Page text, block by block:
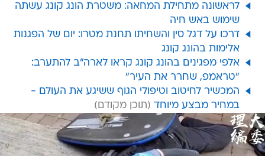
לראשונה מתחילת המחאה: משטרת הונג קונג עשתה
שימוש באש חיה
דרכו על דגל סין והשחיתו תחנת מטרו: יום של הפגנות
אלימות בהונג קונג
אלפי מפגינים בהונג קונג קראו לארה"ב להתערב:
"טראמפ, שחרר את העיר"
המכשיר לחיטוב וטיפולי הגוף ששיגע את העולם -
במחיר מבצע מיוחד